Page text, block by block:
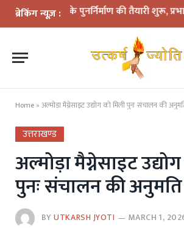
ब्रेकिंग न्यूज़ :
के पुनर्निर्माण की तैयारी शुरू, प्रभावितों के
Home » अल्मोड़ा मैग्नेसाइट उद्योग को मिली पुनः संचालन की
उत्तराखण्ड
अल्मोड़ा मैग्नेसाइट
पुनः संचालन की अनुमति
BYUTKARSH JYOTI
MARCH 1,